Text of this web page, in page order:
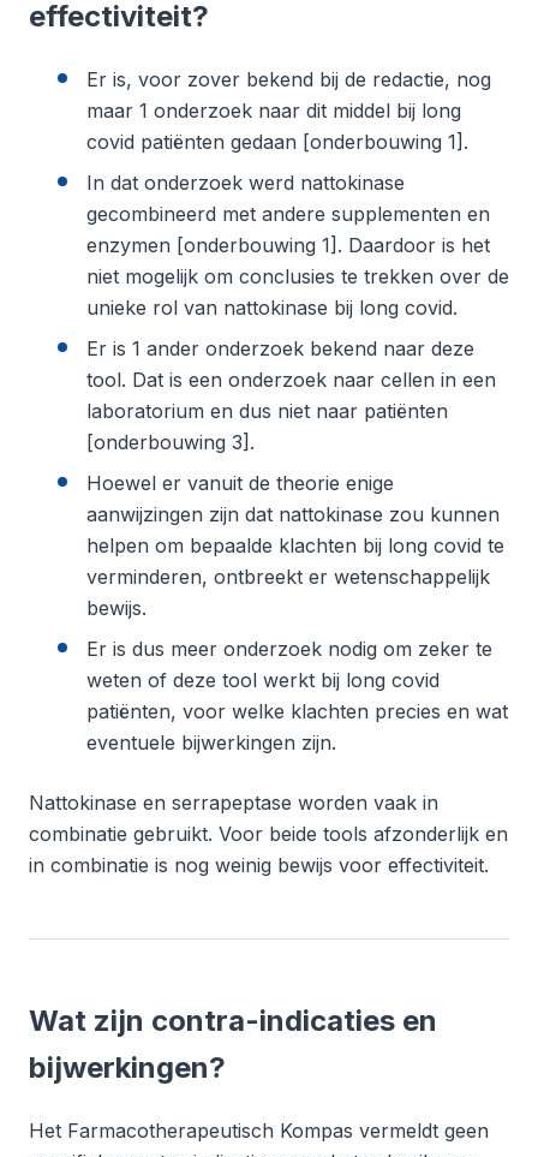
effectiviteit?
Er is, voor zover bekend bij de redactie, nog
maar 1 onderzoek naar dit middel bij long
covid patiënten gedaan [onderbouwing 1].
In dat onderzoek werd nattokinase
gecombineerd met andere supplementen en
enzymen [onderbouwing 1]. Daardoor is het
niet mogelijk om conclusies te trekken over de
unieke rol van nattokinase bij long covid.
Er is 1 ander onderzoek bekend naar deze
tool. Dat is een onderzoek naar cellen in een
laboratorium en dus niet naar patiënten
[onderbouwing 3].
Hoewel er vanuit de theorie enige
aanwijzingen zijn dat nattokinase zou kunnen
helpen om bepaalde klachten bij long covid te
verminderen, ontbreekt er wetenschappelijk
bewijs.
Er is dus meer onderzoek nodig om zeker te
weten of deze tool werkt bij long covid
patiënten, voor welke klachten precies en wat
eventuele bijwerkingen zijn.
Nattokinase en serrapeptase worden vaak in
combinatie gebruikt. Voor beide tools afzonderlijk en
in combinatie is nog weinig bewijs voor effectiviteit.
Wat zijn contra-indicaties en
bijwerkingen?
Het Farmacotherapeutisch Kompas vermeldt geen